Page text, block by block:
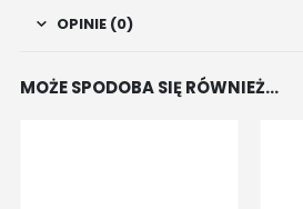
OPINIE (0)
MOŻE SPODOBA SIĘ RÓWNIEŻ…